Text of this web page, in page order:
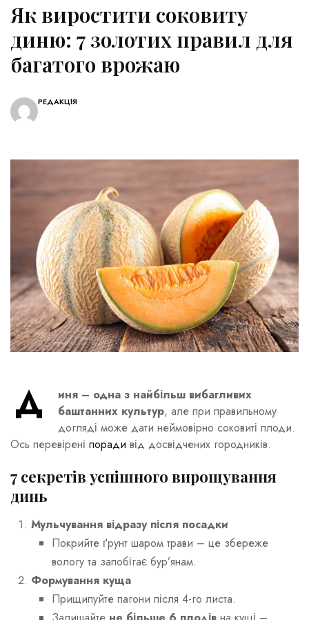
Як виростити соковиту
диню: 7 золотих правил для
багатого врожаю
РЕДАКЦІЯ
Д
иня – одна з найбільш вибагливих
баштанних культур, але при правильному
догляді може дати неймовірно соковиті плоди.
Ось перевірені поради від досвідчених городників.
7 секретів успішного вирощування
динь
Мульчування відразу після посадки
Покрийте ґрунт шаром трави – це збереже
вологу та запобігає бур’янам.
Формування куща
Прищипуйте пагони після 4-го листа.